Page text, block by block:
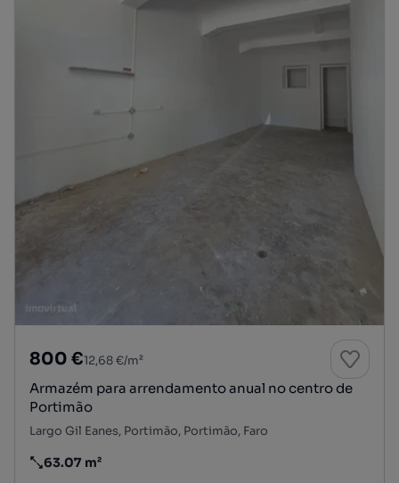
800 €12,68 €/m²
Armazém para arrendamento anual no centro de
Portimão
Largo Gil Eanes, Portimão, Portimão, Faro
Preço por metro quadrado
63.07 m²